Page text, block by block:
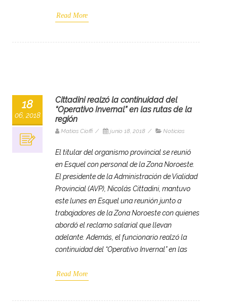
Read More
18
06, 2018
Cittadini realzó la continuidad del
“Operativo Invernal” en las rutas de la
región
Matias Cioffi / junio 18, 2018 / Noticias
El titular del organismo provincial se reunió
en Esquel con personal de la Zona Noroeste.
El presidente de la Administración de Vialidad
Provincial (AVP), Nicolás Cittadini, mantuvo
este lunes en Esquel una reunión junto a
trabajadores de la Zona Noroeste con quienes
abordó el reclamo salarial que llevan
adelante. Además, el funcionario realzó la
continuidad del “Operativo Invernal” en las
Read More